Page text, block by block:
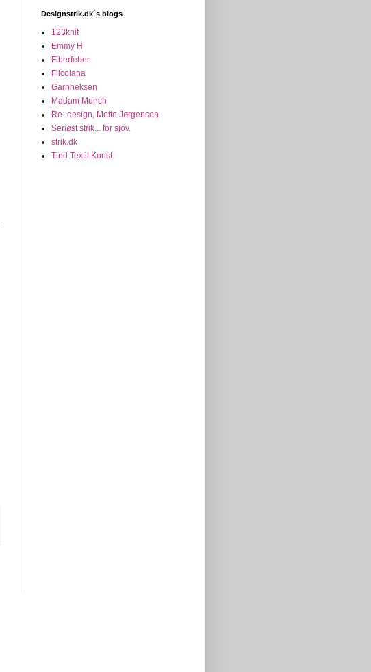
Designstrik.dk´s blogs
123knit
Emmy H
Fiberfeber
Filcolana
Garnheksen
Madam Munch
Re- design, Mette Jørgensen
Seriøst strik... for sjov.
strik.dk
Tind Textil Kunst